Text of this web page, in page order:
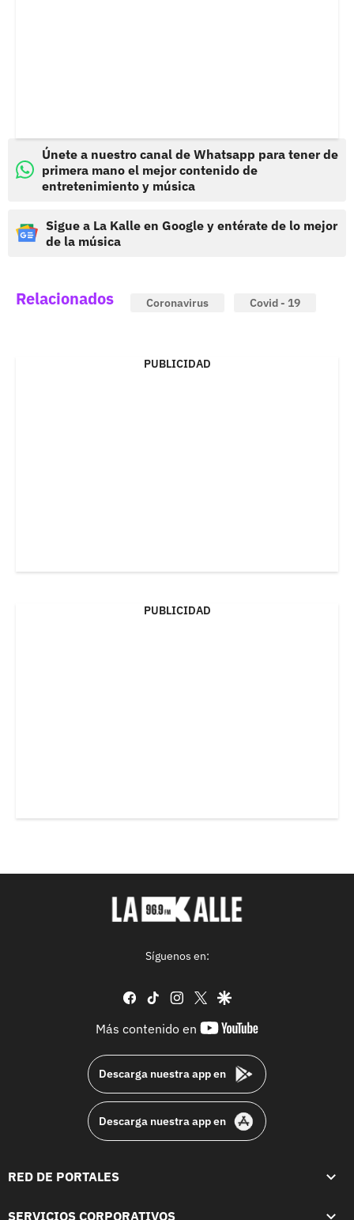
Únete a nuestro canal de Whatsapp para tener de
primera mano el mejor contenido de
entretenimiento y música
Sigue a La Kalle en Google y entérate de lo mejor
de la música
Relacionados Coronavirus Covid - 19
PUBLICIDAD
PUBLICIDAD
Síguenos en:
facebook
tiktok instagram
twittergoogle
Más contenido en
youtube-
Descarga nuestra app en
Descarga nuestra app en
RED DE PORTALES
SERVICIOS CORPORATIVOS